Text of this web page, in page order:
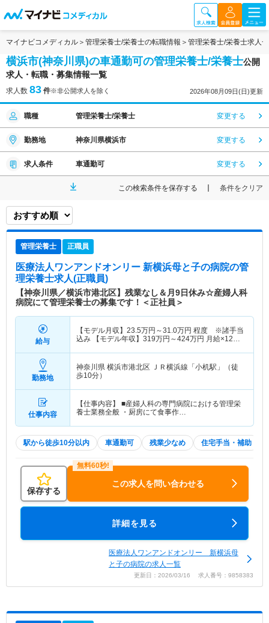
マイナビコメディカル 管理栄養士/栄養士の転職情報 管理栄養士/栄養士求人
横浜市(神奈川県)の車通勤可の管理栄養士/栄養士公開
求人・転職・募集情報一覧
求人数 83 件※非公開求人を除く 2026年08月09日(日)更新
職種 管理栄養士/栄養士 変更する
勤務地 神奈川県横浜市 変更する
求人条件 車通勤可 変更する
この検索条件を保存する 条件をクリア
管理栄養士 正職員
医療法人ワンアンドオンリー 新横浜母と子の病院の管
理栄養士求人(正職員)
【神奈川県／横浜市港北区】残業なし＆月9日休み☆産婦人科
病院にて管理栄養士の募集です！＜正社員＞
給与
【モデル月収】 23.5万円～31.0万円 程度 ※諸手当
込み 【モデル年収】 319万円～424万円 月給×12ヶ
勤務地
神奈川県 横浜市港北区 ＪＲ横浜線「小机駅」（徒
歩10分）
仕事内容
【仕事内容】 ■産婦人科の専門病院における管理栄
養士業務全般 ・厨房にて食事作…
駅から徒歩10分以内 車通勤可 残業少なめ 住宅手当・補助
保存する
この求人を問い合わせる
詳細を見る
医療法人ワンアンドオンリー 新横浜母
と子の病院の求人一覧
更新日：2026/03/16 求人番号：9858383